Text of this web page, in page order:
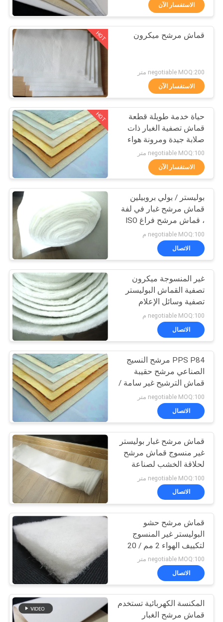
مراقبة
الجودة
اتصل
اطلب
اقتباس
خريطة
الموقع
PRIVACY
POLICY
قماش مرشح ميكرون
تصفية اكسسوارات
الصحافة
13
كيس الفلتر الصناعي
92
شبكة مرشح ميكرون
44
كيس مرشح قفص
21
قماش مرشح PTFE
16
الاستفسار الآن
HOT قماش مرشح ميكرون
negotiable MOQ:200 متر
الاستفسار الآن
HOT
حياة خدمة طويلة قطعة
قماش تصفية الغبار ذات
صلابة جيدة ومرونة هواء
عالية
negotiable MOQ:100 متر
الاستفسار الآن
بوليستر / بولي بروبيلين
قماش مرشح غبار في لفة
، قماش مرشح فراغ ISO
negotiable MOQ:100 م
الاتصال
غير المنسوجة ميكرون
تصفية القماش البوليستر
تصفية وسائل الإعلام
المضادة للحمض ISO
negotiable MOQ:100 م
الاتصال
PPS P84 مرشح النسيج
الصناعي مرشح حقيبة
قماش الترشيح غير سامة /
عديم الرائحة
negotiable MOQ:100 متر
الاتصال
قماش مرشح غبار بوليستر
غير منسوج قماش مرشح
لحلاقة الخشب لصناعة
الأخشاب ISO
negotiable MOQ:100 متر
الاتصال
قماش مرشح حشو
البوليستر غير المنسوج
لتكييف الهواء 2 مم / 20
مم / 25 مم
negotiable MOQ:100 متر
الاتصال
المكنسة الكهربائية تستخدم
قماش مرشح الغبار